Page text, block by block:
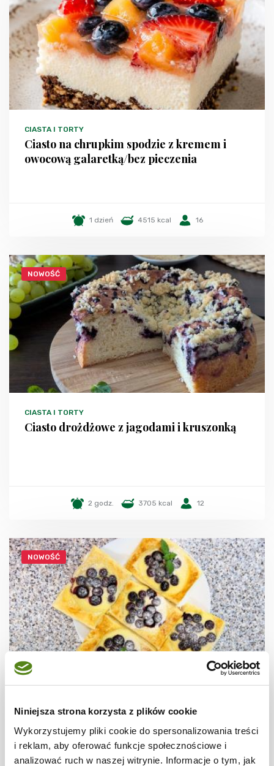
Niniejsza strona korzysta z plików cookie
Wykorzystujemy pliki cookie do spersonalizowania treści
i reklam, aby oferować funkcje społecznościowe i
analizować ruch w naszej witrynie. Informacje o tym, jak
CIASTA I TORTY
Ciasto na chrupkim spodzie z kremem i
owocową galaretką/bez pieczenia
1 dzień 4515 kcal 16
NOWOŚĆ
CIASTA I TORTY
Ciasto drożdżowe z jagodami i kruszonką
2 godz. 3705 kcal 12
NOWOŚĆ
Ciastka francuskie z borówkami + film